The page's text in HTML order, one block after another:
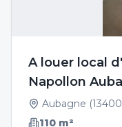
A louer local
Napollon
Aubagne (13400
110 m²